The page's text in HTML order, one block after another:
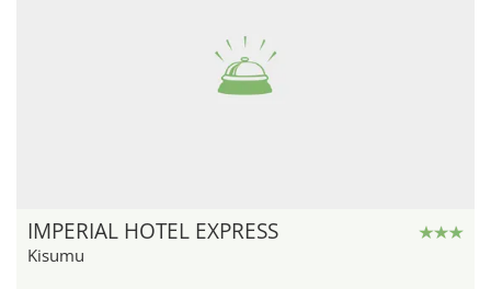
IMPERIAL HOTEL EXPRESS
Kisumu